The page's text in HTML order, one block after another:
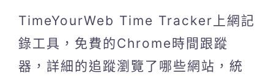
TimeYourWeb Time Tracker上網記
錄工具，免費的Chrome時間跟蹤
器，詳細的追蹤瀏覽了哪些網站，統